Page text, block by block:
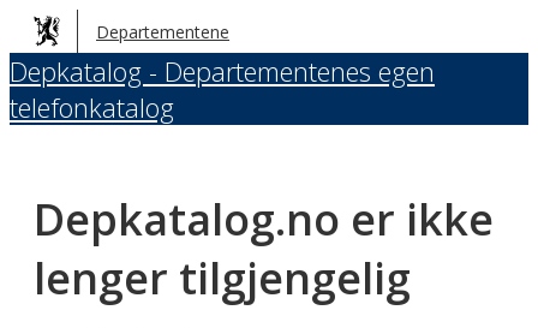
Hopp
til
hovedinnhold
Departementene
Depkatalog - Departementenes egen
telefonkatalog
Depkatalog.no er ikke
lenger tilgjengelig